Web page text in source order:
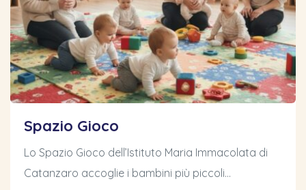
Spazio Gioco
Lo Spazio Gioco dell’Istituto Maria Immacolata di
Catanzaro accoglie i bambini più piccoli…